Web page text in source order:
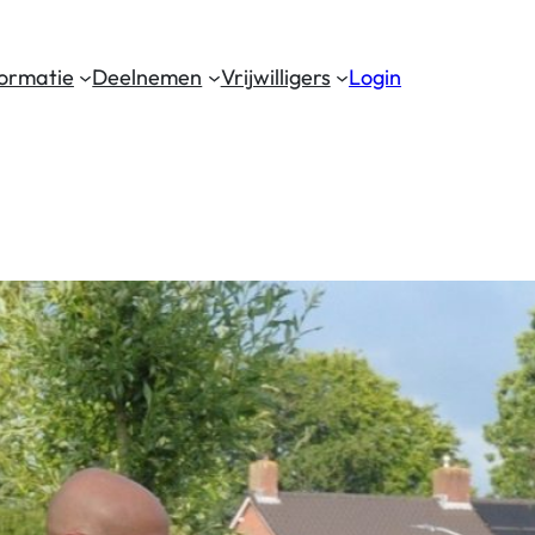
Deelnemen Vrijwilligers Login